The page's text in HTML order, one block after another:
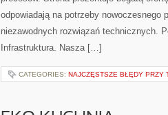
odpowiadają na potrzeby nowoczesnego
niezawodnych rozwiązań technicznych.
Infrastruktura. Nasza […]
CATEGORIES: NAJCZĘSTSZE BŁĘDY PRZY